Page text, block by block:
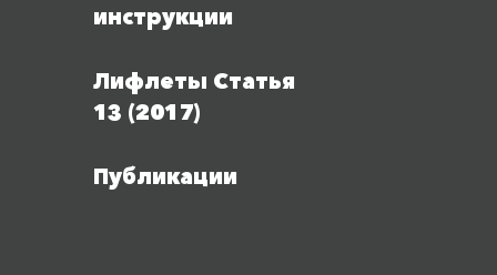
инструкции
Лифлеты Статья
13 (2017)
Публикации